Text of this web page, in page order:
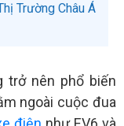
Trường Châu Á
trở nên phổ biến
ngoài cuộc đua